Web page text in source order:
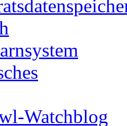
Watchblog